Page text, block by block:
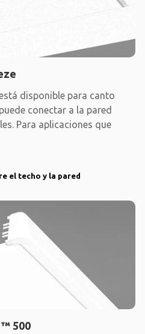
disponible para canto
conectar a la pared
Para aplicaciones que
el techo y la pared
500